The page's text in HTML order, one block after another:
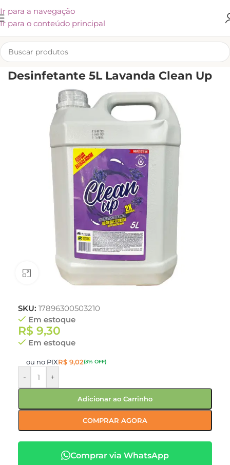
Ir para a navegação
Ir para o conteúdo principal
INÍCIO/LIMPEZA/CUIDADOS PARA A CASA/DESINFETANTE
Desinfetante 5L Lavanda Clean Up
Clique para ampliar
SKU: 17896300503210
Em estoque
R$ 9,30
Em estoque
ou no PIXR$ 9,02(3% OFF)
- +
Adicionar ao Carrinho
COMPRAR AGORA
Comprar via WhatsApp